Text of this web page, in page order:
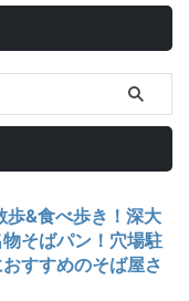
歩&食べ歩き！深大
そばパン！穴場駐
すすめのそば屋さ